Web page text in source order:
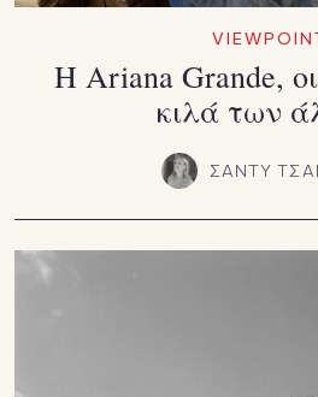
Η Ariana Grande,
κιλά των
ΣΑΝΤΥ